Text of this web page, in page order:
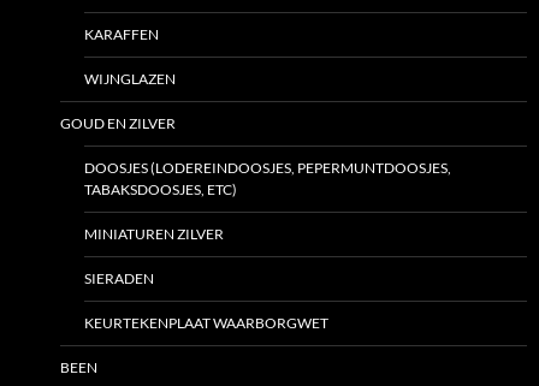
KARAFFEN
WIJNGLAZEN
GOUD EN ZILVER
DOOSJES (LODEREINDOOSJES, PEPERMUNTDOOSJES,
TABAKSDOOSJES, ETC)
MINIATUREN ZILVER
SIERADEN
KEURTEKENPLAAT WAARBORGWET
BEEN